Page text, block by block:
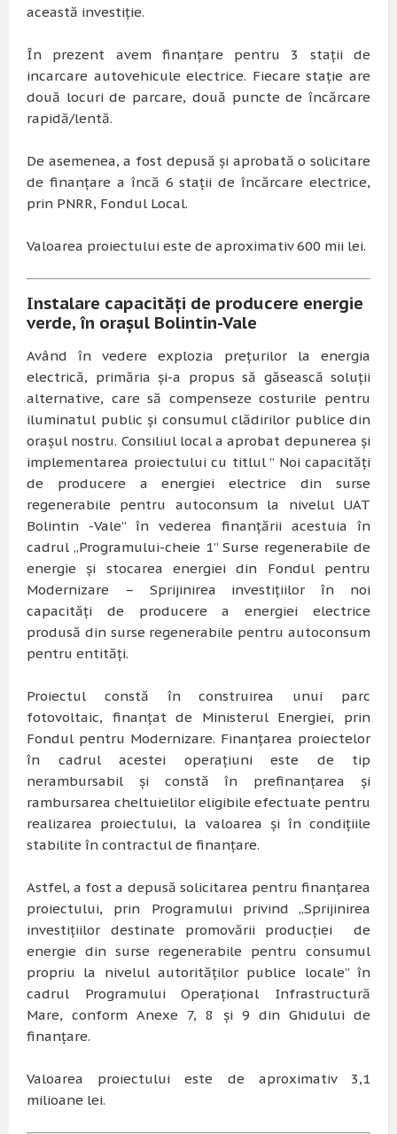
această investiție.
În prezent avem finanțare pentru 3 stații de
incarcare autovehicule electrice. Fiecare stație are
două locuri de parcare, două puncte de încărcare
rapidă/lentă.
De asemenea, a fost depusă și aprobată o solicitare
de finanțare a încă 6 stații de încărcare electrice,
prin PNRR, Fondul Local.
Valoarea proiectului este de aproximativ 600 mii lei.
Instalare capacități de producere energie
verde, în orașul Bolintin-Vale
Având în vedere explozia prețurilor la energia
electrică, primăria și-a propus să găsească soluții
alternative, care să compenseze costurile pentru
iluminatul public și consumul clădirilor publice din
orașul nostru. Consiliul local a aprobat depunerea și
implementarea proiectului cu titlul ” Noi capacități
de producere a energiei electrice din surse
regenerabile pentru autoconsum la nivelul UAT
Bolintin -Vale” în vederea finanțării acestuia în
cadrul „Programului-cheie 1” Surse regenerabile de
energie și stocarea energiei din Fondul pentru
Modernizare – Sprijinirea investițiilor în noi
capacități de producere a energiei electrice
produsă din surse regenerabile pentru autoconsum
pentru entități.
Proiectul constă în construirea unui parc
fotovoltaic, finanțat de Ministerul Energiei, prin
Fondul pentru Modernizare. Finanțarea proiectelor
în cadrul acestei operațiuni este de tip
nerambursabil și constă în prefinanțarea și
rambursarea cheltuielilor eligibile efectuate pentru
realizarea proiectului, la valoarea și în condițiile
stabilite în contractul de finanțare.
Astfel, a fost a depusă solicitarea pentru finanțarea
proiectului, prin Programului privind „Sprijinirea
investițiilor destinate promovării producției de
energie din surse regenerabile pentru consumul
propriu la nivelul autorităților publice locale” în
cadrul Programului Operațional Infrastructură
Mare, conform Anexe 7, 8 și 9 din Ghidului de
finanțare.
Valoarea proiectului este de aproximativ 3,1
milioane lei.